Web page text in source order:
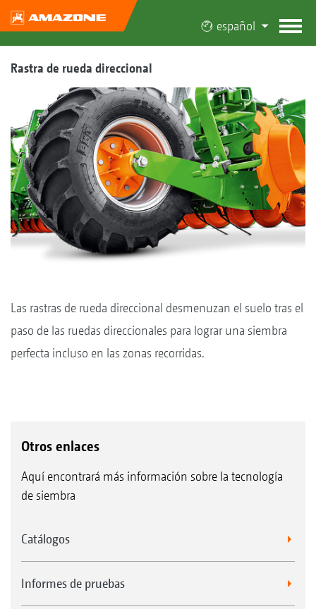
español
Rastra de rueda direccional
Las rastras de rueda direccional desmenuzan el suelo tras el
paso de las ruedas direccionales para lograr una siembra
perfecta incluso en las zonas recorridas.
Otros enlaces
Aquí encontrará más información sobre la tecnología
de siembra
Catálogos
Informes de pruebas